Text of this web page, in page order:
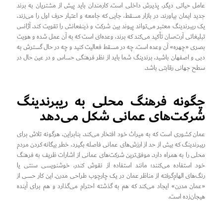
عامل حیاتی دیگر، پذیرش داخلی است. کارمندان باید پیش از مشتریان به برند
جدید ایمان بیاورند. در بازار مسقط، جایی که جامعه و اعتبار حرف اول را می‌زند،
یک ریبرندینگ معتبر می‌تواند پیوند بین شرکت و ذینفعانش را تقویت کند. آژانس
تبلیغاتی آرت‌سان تأکید می‌کند که برند، وعده‌ای است که به آن عمل شده و هویت
بصری «چهره» آن وعده است. چه در مسقط فعالیت کنید و چه در حال گسترش به
دبی و اصفهان باشید، برندینگ شما باید از نظر فرهنگی حساس و در عین حال در
سطح جهانی رقابتی باشد.
چگونه فرهنگ محلی به ریبرندینگ
شرکت‌های عمانی شکل می‌دهد
عمان کشوری است که به میراث خود افتخار می‌کند. بنابراین، هرگونه تلاش برای
ریبرندینگ که بیش از حد از ارزش‌های عمانی فاصله بگیرد، خطر بیگانه کردن مردم
محلی را به همراه دارد. موفق‌ترین شرکت‌های عمانی از اشارات ظریف به فرهنگ
خود استفاده می‌کنند؛ مانند استفاده از نقوش کندر، خوشنویسی سنتی یا
رنگ‌های الهام‌گرفته از مناظر عمان در یک چارچوب طراحی مدرن. این کار حسی از
«عمان مدرن» ایجاد می‌کند که هم به گذشته احترام می‌گذارد و هم برای آینده
هیجان‌زده است.